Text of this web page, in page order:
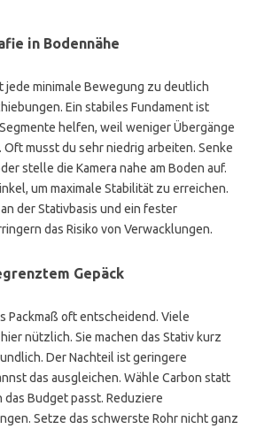
in Bodennähe
jede minimale Bewegung zu deutlich
Ein stabiles Fundament ist
helfen, weil weniger Übergänge
musst du sehr niedrig arbeiten. Senke
stelle die Kamera nahe am Boden auf.
um maximale Stabilität zu erreichen.
der Stativbasis und ein fester
das Risiko von Verwacklungen.
Gepäck
Packmaß oft entscheidend. Viele
nützlich. Sie machen das Stativ kurz
Der Nachteil ist geringere
das ausgleichen. Wähle Carbon statt
das Budget passt. Reduziere
Setze das schwerste Rohr nicht ganz